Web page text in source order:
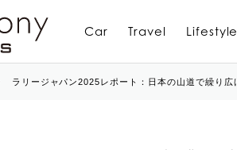
Car Travel Lifestyle
ラリージャパン2025レポート：日本の山道で繰り広